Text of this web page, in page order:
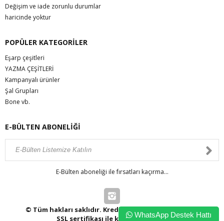
Değişim ve iade zorunlu durumlar
haricinde yoktur
POPÜLER KATEGORİLER
Eşarp çeşitleri
YAZMA ÇEŞİTLERİ
Kampanyalı ürünler
Şal Grupları
Bone vb.
E-BÜLTEN ABONELİĞİ
E-Bülten aboneliği ile fırsatları kaçırma...
© Tüm hakları saklıdır. Kredi kartı bilgileriniz 256bit
SSL sertifikası ile korunmaktadır.WhatsApp Destek Hattı